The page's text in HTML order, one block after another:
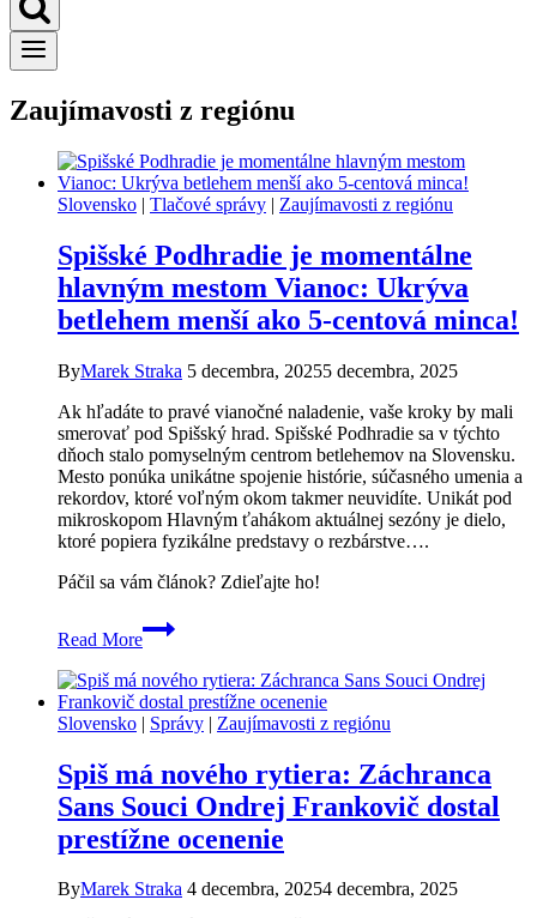
Zaujímavosti z regiónu
Slovensko | Tlačové správy | Zaujímavosti z regiónu
Spišské Podhradie je momentálne
hlavným mestom Vianoc: Ukrýva
betlehem menší ako 5-centová minca!
ByMarek Straka 5 decembra, 20255 decembra, 2025
Ak hľadáte to pravé vianočné naladenie, vaše kroky by mali
smerovať pod Spišský hrad. Spišské Podhradie sa v týchto
dňoch stalo pomyselným centrom betlehemov na Slovensku.
Mesto ponúka unikátne spojenie histórie, súčasného umenia a
rekordov, ktoré voľným okom takmer neuvidíte. Unikát pod
mikroskopom Hlavným ťahákom aktuálnej sezóny je dielo,
ktoré popiera fyzikálne predstavy o rezbárstve….
Páčil sa vám článok? Zdieľajte ho!
Read More
Spišské
Podhradie
momentálne
hlavným
mestom
Ukrýva
betlehem
menší
ako
5-
centová
minca!
Slovensko | Správy | Zaujímavosti z regiónu
Spiš má nového rytiera: Záchranca
Sans Souci Ondrej Frankovič dostal
prestížne ocenenie
ByMarek Straka 4 decembra, 20254 decembra, 2025